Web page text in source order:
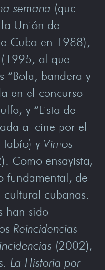
semana (que
Unión de
Cuba en 1988),
(1995, al que
“Bola, bandera y
en el concurso
y “Lista de
al cine por el
y Vimos
Como ensayista,
fundamental, de
cubanas.
han sido
Reincidencias
(2002),
La Historia por